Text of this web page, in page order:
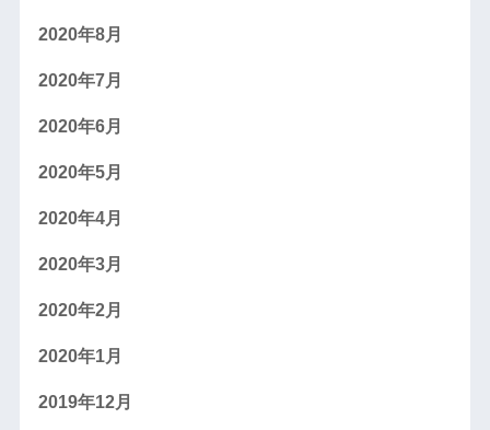
2020年8月
2020年7月
2020年6月
2020年5月
2020年4月
2020年3月
2020年2月
2020年1月
2019年12月